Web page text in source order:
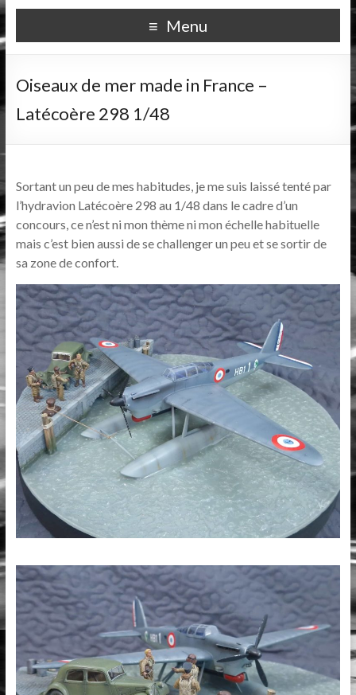
Menu
Oiseaux de mer made in France –
Latécoère 298 1/48
Sortant un peu de mes habitudes, je me suis laissé tenté par
l’hydravion Latécoère 298 au 1/48 dans le cadre d’un
concours, ce n’est ni mon thème ni mon échelle habituelle
mais c’est bien aussi de se challenger un peu et se sortir de
sa zone de confort.